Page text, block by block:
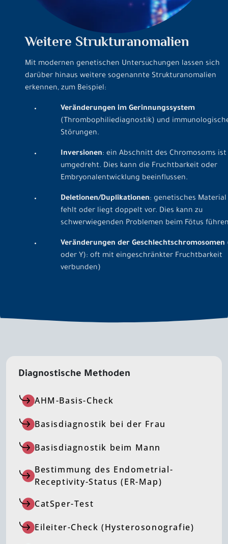
Weitere Strukturanomalien
Mit modernen genetischen Untersuchungen lassen sich
darüber hinaus weitere sogenannte Strukturanomalien
erkennen, zum Beispiel:
Veränderungen im Gerinnungssystem
(Thrombophiliediagnostik) und
Störungen.
Inversionen: ein Abschnitt des Chromosoms ist
umgedreht. Dies kann die Fruchtbarkeit oder
Embryonalentwicklung beeinflussen.
Deletionen/Duplikationen: genetisches Material
fehlt oder liegt doppelt vor. Dies kann zu
schwerwiegenden Problemen beim Fötus
Veränderungen der Geschlechtschromosomen
oder Y): oft mit eingeschränkter Fruchtbarkeit
verbunden)
Diagnostische Methoden
AHM-Basis-Check
Basisdiagnostik bei der Frau
Basisdiagnostik beim Mann
Bestimmung des Endometrial-
Receptivity-Status (ER-Map)
CatSper-Test
Eileiter-Check (Hysterosonografie)